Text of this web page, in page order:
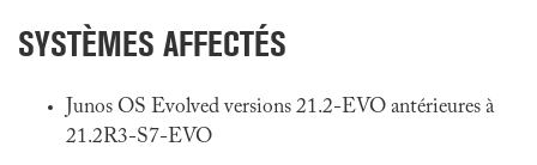
SYSTÈMES AFFECTÉS
Junos OS Evolved versions 21.2-EVO antérieures à
21.2R3-S7-EVO